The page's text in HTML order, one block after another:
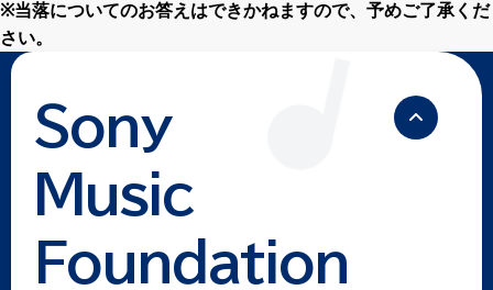
※当落についてのお答えはできかねますので、予めご了承くだ
さい。
Sony
Music
Foundation